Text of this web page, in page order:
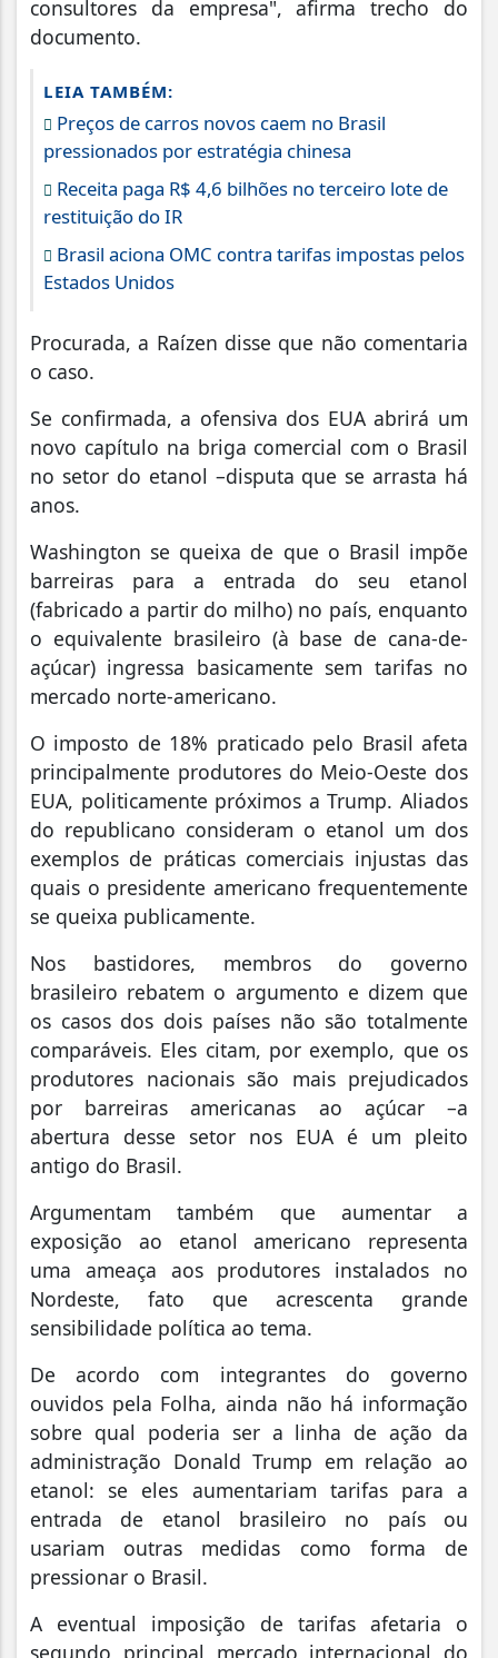
consultores da empresa", afirma trecho do
documento.
LEIA TAMBÉM:
Preços de carros novos caem no Brasil
pressionados por estratégia chinesa
Receita paga R$ 4,6 bilhões no terceiro lote de
restituição do IR
Brasil aciona OMC contra tarifas impostas pelos
Estados Unidos
Procurada, a Raízen disse que não comentaria
o caso.
Se confirmada, a ofensiva dos EUA abrirá um
novo capítulo na briga comercial com o Brasil
no setor do etanol –disputa que se arrasta há
anos.
Washington se queixa de que o Brasil impõe
barreiras para a entrada do seu etanol
(fabricado a partir do milho) no país, enquanto
o equivalente brasileiro (à base de cana-de-
açúcar) ingressa basicamente sem tarifas no
mercado norte-americano.
O imposto de 18% praticado pelo Brasil afeta
principalmente produtores do Meio-Oeste dos
EUA, politicamente próximos a Trump. Aliados
do republicano consideram o etanol um dos
exemplos de práticas comerciais injustas das
quais o presidente americano frequentemente
se queixa publicamente.
Nos bastidores, membros do governo
brasileiro rebatem o argumento e dizem que
os casos dos dois países não são totalmente
comparáveis. Eles citam, por exemplo, que os
produtores nacionais são mais prejudicados
por barreiras americanas ao açúcar –a
abertura desse setor nos EUA é um pleito
antigo do Brasil.
Argumentam também que aumentar a
exposição ao etanol americano representa
uma ameaça aos produtores instalados no
Nordeste, fato que acrescenta grande
sensibilidade política ao tema.
De acordo com integrantes do governo
ouvidos pela Folha, ainda não há informação
sobre qual poderia ser a linha de ação da
administração Donald Trump em relação ao
etanol: se eles aumentariam tarifas para a
entrada de etanol brasileiro no país ou
usariam outras medidas como forma de
pressionar o Brasil.
A eventual imposição de tarifas afetaria o
segundo principal mercado internacional do